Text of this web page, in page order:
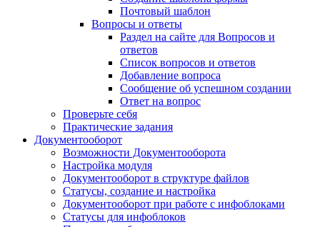
Почтовый шаблон
Вопросы и ответы
Раздел на сайте для Вопросов и
ответов
Список вопросов и ответов
Добавление вопроса
Сообщение об успешном создании
Ответ на вопрос
Проверьте себя
Практические задания
Документооборот
Возможности Документооборота
Настройка модуля
Документооборот в структуре файлов
Статусы, создание и настройка
Документооборот при работе с инфоблоками
Статусы для инфоблоков